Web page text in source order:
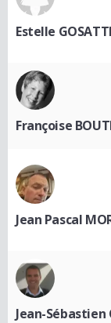
Estelle
Françoise
Jean Pascal
Jean-Sébastien